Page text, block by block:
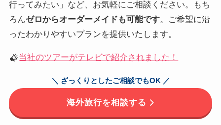
行ってみたい」など、お気軽にご相談ください。もち
ろんゼロからオーダーメイドも可能です。ご希望に沿
ったわかりやすいプランを提供いたします。
当社のツアーがテレビで紹介されました！
＼ ざっくりとしたご相談でもOK ／
海外旅行を相談する